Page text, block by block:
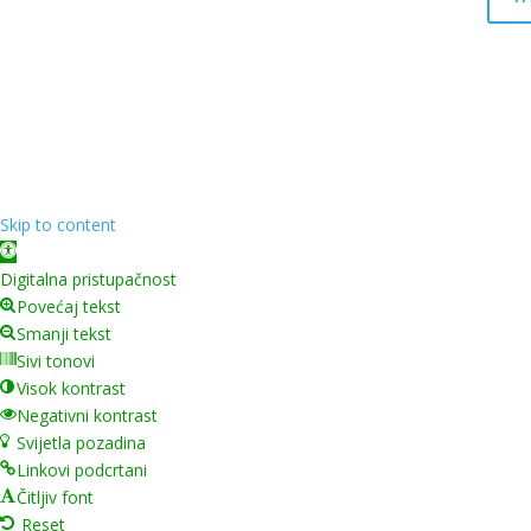
Skip to content
Open toolbar
Digitalna pristupačnost
Povećaj tekst
Smanji tekst
Sivi tonovi
Visok kontrast
Negativni kontrast
Svijetla pozadina
Linkovi podcrtani
Čitljiv font
Reset